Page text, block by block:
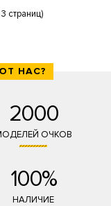
страниц)
НАС?
2000
ОЧКОВ
100%
НАЛИЧИЕ